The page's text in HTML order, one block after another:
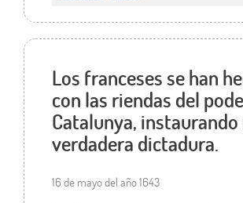
Los franceses se han
con las riendas del
Catalunya, instaurando
verdadera dictadura.
16 de mayo del año 1643